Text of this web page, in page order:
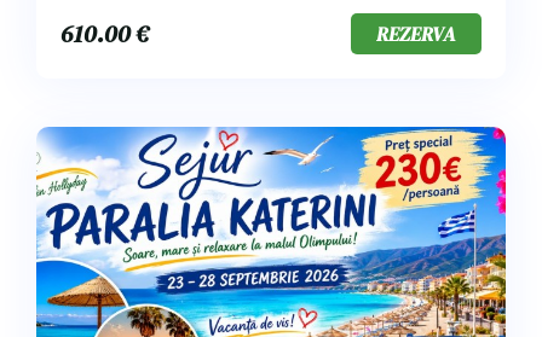
610.00€ REZERVA